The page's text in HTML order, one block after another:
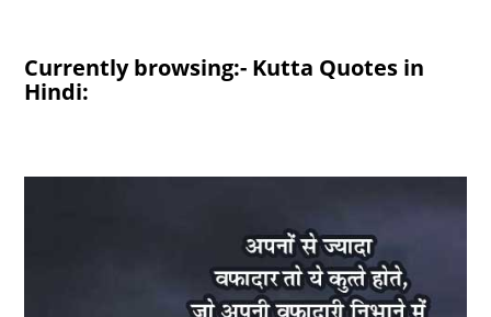
Currently browsing:- Kutta Quotes in
Hindi: